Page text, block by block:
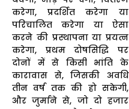
करेगा, प्रदर्शित करेगा या
परिचालित करेगा या ऐसा
करने की प्रस्थापना या प्रयत्न
करेगा, प्रथम दोषसिद्धि पर
दोनों में से किसी भांति के
कारावास से, जिसकी अवधि
तीन वर्ष तक की हो सकेगी,
और जुर्माने से, जो दो हजार